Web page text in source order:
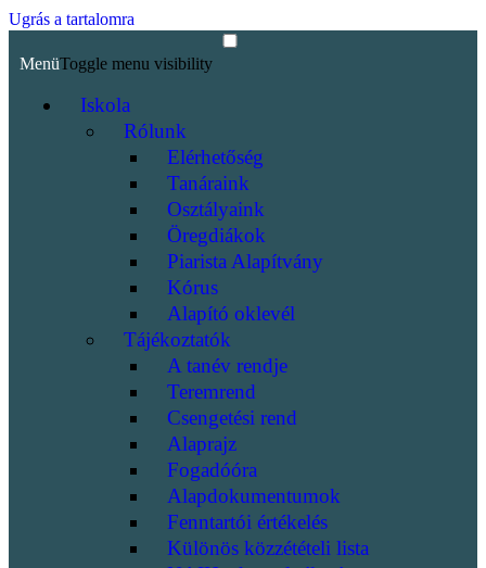
Ugrás a tartalomra
MenüToggle menu visibility
Iskola
Rólunk
Elérhetőség
Tanáraink
Osztályaink
Öregdiákok
Piarista Alapítvány
Kórus
Alapító oklevél
Tájékoztatók
A tanév rendje
Teremrend
Csengetési rend
Alaprajz
Fogadóóra
Alapdokumentumok
Fenntartói értékelés
Különös közzétételi lista